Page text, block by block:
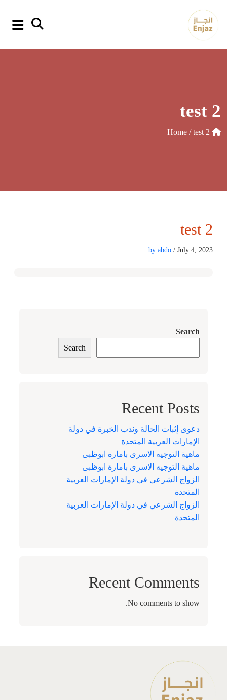
test 2
/ test 2
test 2
by abdo / July 4, 2023
Search
Search
Recent Posts
دعوى إثبات الحالة وندب الخبرة في دولة
الإمارات العربية المتحدة
ماهية التوجيه الاسرى بامارة ابوظبى
ماهية التوجيه الاسرى بامارة ابوظبى
الزواج الشرعي في دولة الإمارات العربية
المتحدة
الزواج الشرعي في دولة الإمارات العربية
المتحدة
Recent Comments
No comments to show.